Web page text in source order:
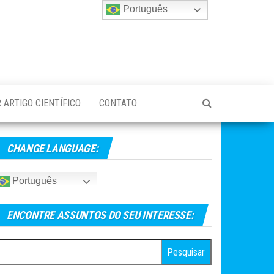
CIENTÍFICO CONTATO
CHANGE LANGUAGE:
Português
ENCONTRE ASSUNTOS DO SEU INTERESSE:
Português